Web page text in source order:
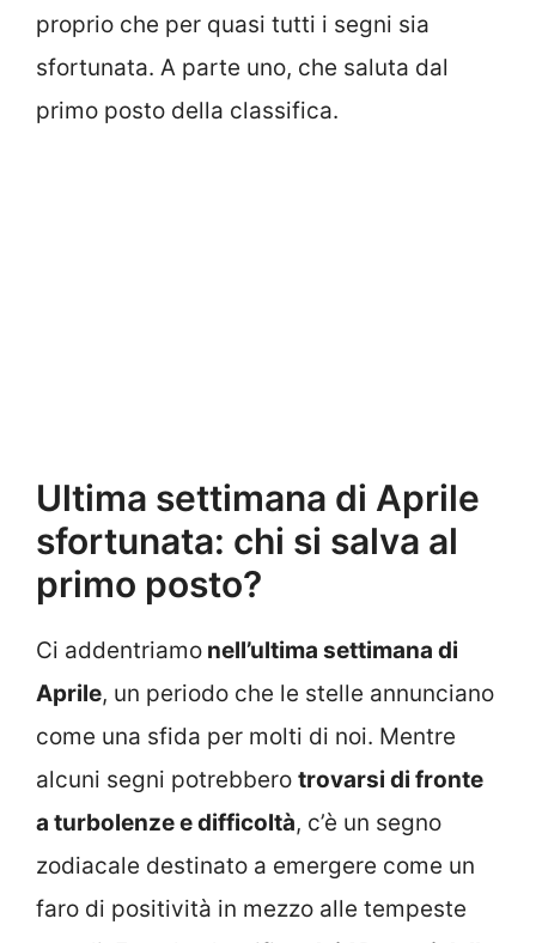
proprio che per quasi tutti i segni sia
sfortunata. A parte uno, che saluta dal
primo posto della classifica.
Ultima settimana di Aprile
sfortunata: chi si salva al
primo posto?
Ci addentriamo nell’ultima settimana di
Aprile, un periodo che le stelle annunciano
come una sfida per molti di noi. Mentre
alcuni segni potrebbero trovarsi di fronte
a turbolenze e difficoltà, c’è un segno
zodiacale destinato a emergere come un
faro di positività in mezzo alle tempeste